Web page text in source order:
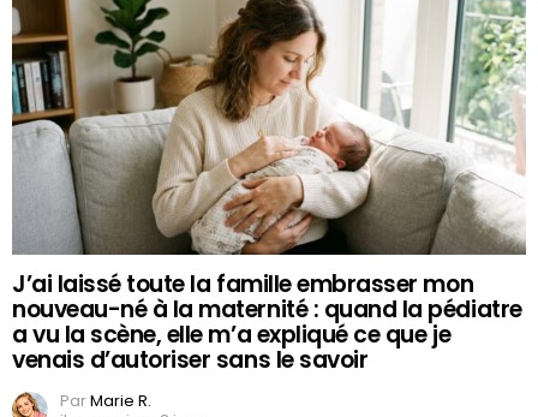
J’ai laissé toute la famille embrasser mon
nouveau-né à la maternité : quand la pédiatre
a vu la scène, elle m’a expliqué ce que je
venais d’autoriser sans le savoir
ParMarie R.